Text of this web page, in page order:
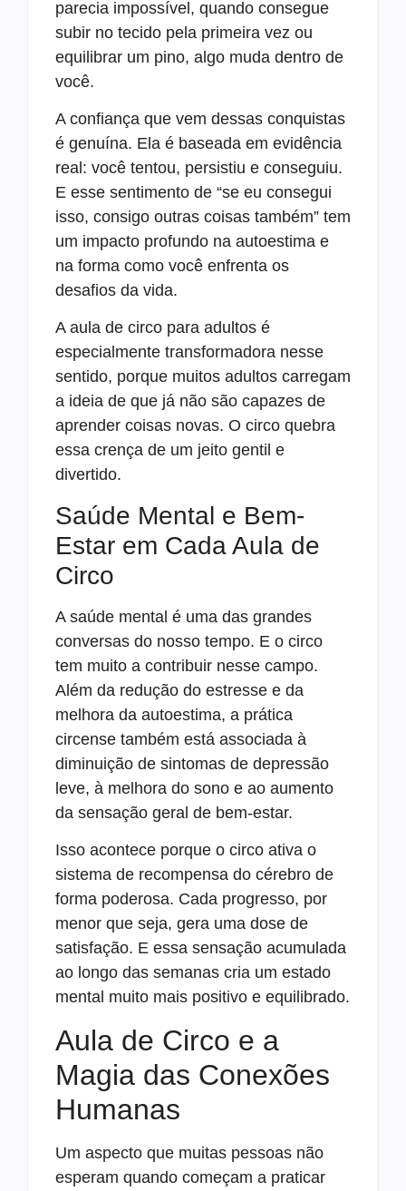
parecia impossível, quando consegue
subir no tecido pela primeira vez ou
equilibrar um pino, algo muda dentro de
você.
A confiança que vem dessas conquistas
é genuína. Ela é baseada em evidência
real: você tentou, persistiu e conseguiu.
E esse sentimento de “se eu consegui
isso, consigo outras coisas também” tem
um impacto profundo na autoestima e
na forma como você enfrenta os
desafios da vida.
A aula de circo para adultos é
especialmente transformadora nesse
sentido, porque muitos adultos carregam
a ideia de que já não são capazes de
aprender coisas novas. O circo quebra
essa crença de um jeito gentil e
divertido.
Saúde Mental e Bem-
Estar em Cada Aula de
Circo
A saúde mental é uma das grandes
conversas do nosso tempo. E o circo
tem muito a contribuir nesse campo.
Além da redução do estresse e da
melhora da autoestima, a prática
circense também está associada à
diminuição de sintomas de depressão
leve, à melhora do sono e ao aumento
da sensação geral de bem-estar.
Isso acontece porque o circo ativa o
sistema de recompensa do cérebro de
forma poderosa. Cada progresso, por
menor que seja, gera uma dose de
satisfação. E essa sensação acumulada
ao longo das semanas cria um estado
mental muito mais positivo e equilibrado.
Aula de Circo e a
Magia das Conexões
Humanas
Um aspecto que muitas pessoas não
esperam quando começam a praticar